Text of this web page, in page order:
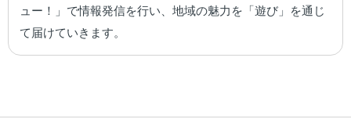
ュー！」で情報発信を行い、地域の魅力を「遊び」を通じ
て届けていきます。